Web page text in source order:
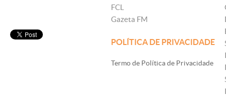
FCL
Gazeta FM
POLÍTICA DE PRIVACIDADE
Termo de Política de Privacidade